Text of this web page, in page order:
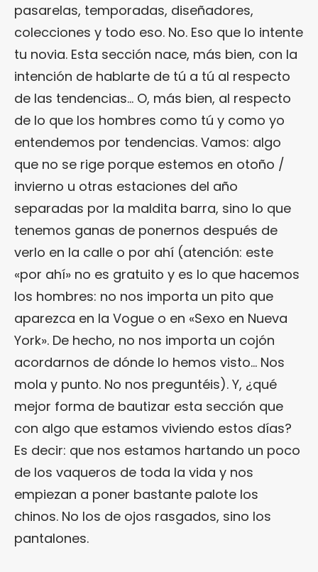
pasarelas, temporadas, diseñadores,
colecciones y todo eso. No. Eso que lo intente
tu novia. Esta sección nace, más bien, con la
intención de hablarte de tú a tú al respecto
de las tendencias… O, más bien, al respecto
de lo que los hombres como tú y como yo
entendemos por tendencias. Vamos: algo
que no se rige porque estemos en otoño /
invierno u otras estaciones del año
separadas por la maldita barra, sino lo que
tenemos ganas de ponernos después de
verlo en la calle o por ahí (atención: este
«por ahí» no es gratuito y es lo que hacemos
los hombres: no nos importa un pito que
aparezca en la Vogue o en «Sexo en Nueva
York». De hecho, no nos importa un cojón
acordarnos de dónde lo hemos visto… Nos
mola y punto. No nos preguntéis). Y, ¿qué
mejor forma de bautizar esta sección que
con algo que estamos viviendo estos días?
Es decir: que nos estamos hartando un poco
de los vaqueros de toda la vida y nos
empiezan a poner bastante palote los
chinos. No los de ojos rasgados, sino los
pantalones.